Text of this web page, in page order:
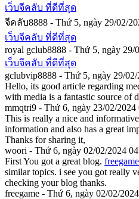
เว็บจีคลับ ที่ดีที่สุด
จีคลับ8888 - Thứ 5, ngày 29/02/
เว็บจีคลับ ที่ดีที่สุด
royal gclub8888 - Thứ 5, ngày 29/
เว็บจีคลับ ที่ดีที่สุด
gclubvip8888 - Thứ 5, ngày 29/
Hello, its good article regarding
with media is a fantastic source of
mmqtri9 - Thứ 6, ngày 23/02/2024
This is really a nice and
information and also has a great
Thanks for sharing it,
woori - Thứ 6, ngày 02/02/2024
First You got a great blog. freegame
similar topics. i see you got really
checking your blog thanks.
freegame - Thứ 6, ngày 02/02/